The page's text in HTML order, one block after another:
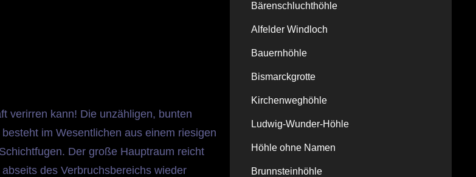
verirren kann! Die unzähligen, bunten
im Wesentlichen aus einem riesigen
Der große Hauptraum reicht
des Verbruchsbereichs wieder
Bärenschluchthöhle
Alfelder Windloch
Bauernhöhle
Bismarckgrotte
Kirchenweghöhle
Ludwig-Wunder-Höhle
Höhle ohne Namen
Brunnsteinhöhle